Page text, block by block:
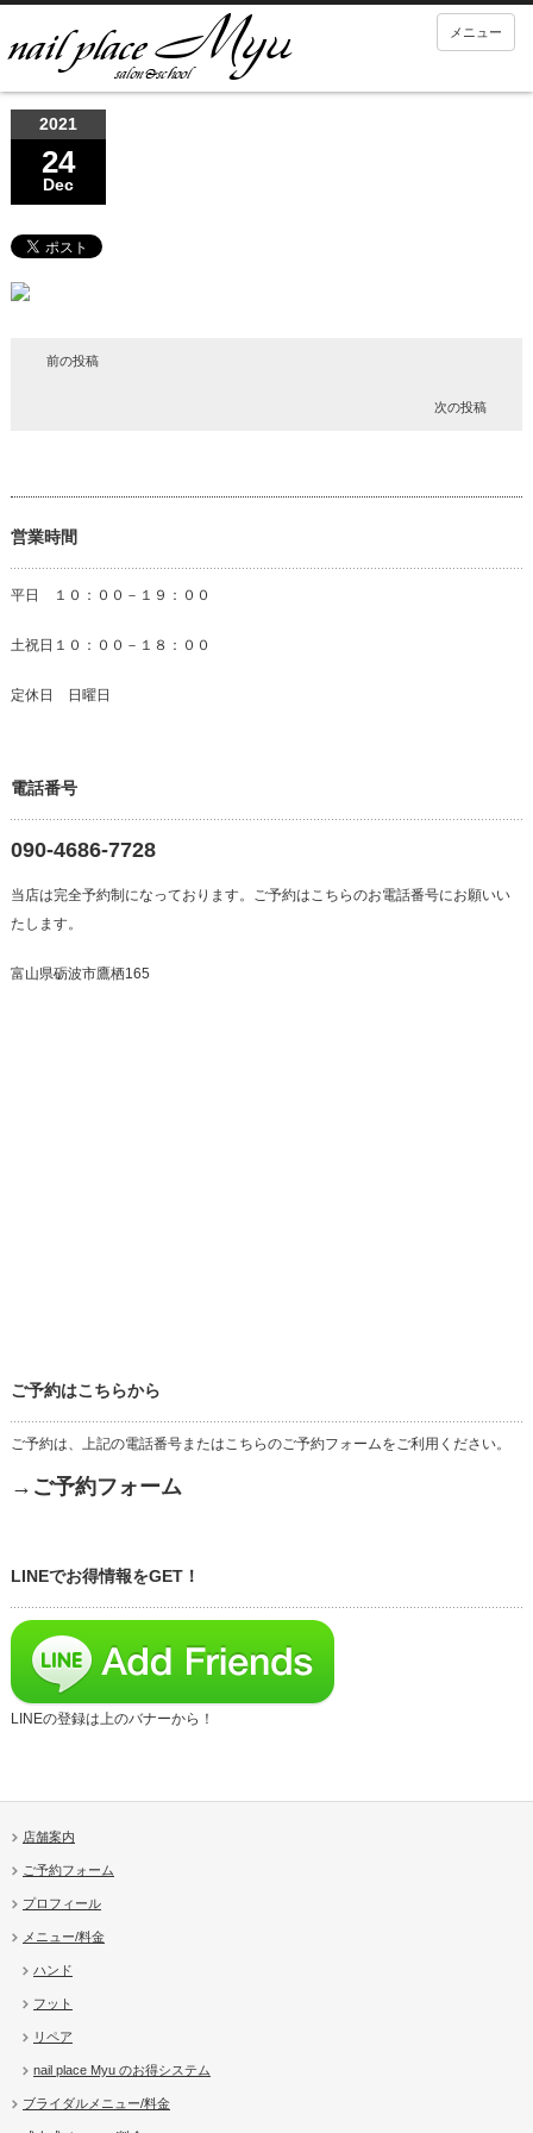
メニュー
2021
24
Dec
前の投稿
次の投稿
営業時間
平日 １０：００－１９：００
土祝日１０：００－１８：００
定休日 日曜日
電話番号
090-4686-7728
当店は完全予約制になっております。ご予約はこちらのお電話番号にお願いい
たします。
富山県砺波市鷹栖165
ご予約はこちらから
ご予約は、上記の電話番号またはこちらのご予約フォームをご利用ください。
→ご予約フォーム
LINEでお得情報をGET！
LINEの登録は上のバナーから！
店舗案内
ご予約フォーム
プロフィール
メニュー/料金
ハンド
フット
リペア
nail place Myu のお得システム
ブライダルメニュー/料金